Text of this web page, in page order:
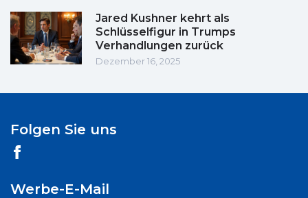
Jared Kushner kehrt als
Schlüsselfigur in Trumps
Verhandlungen zurück
Dezember 16, 2025
Folgen Sie uns
Werbe-E-Mail